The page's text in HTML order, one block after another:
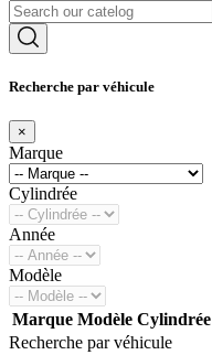
Recherche par véhicule
×
Marque
Cylindrée
Année
Modèle
Marque Modèle Cylindrée
Recherche par véhicule